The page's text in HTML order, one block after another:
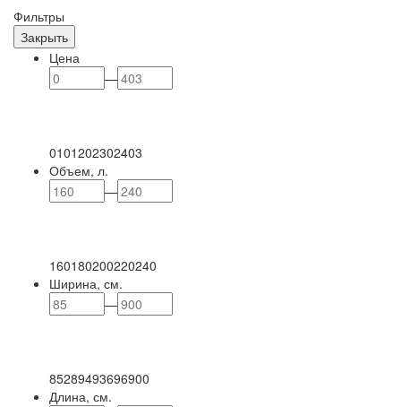
Фильтры
Закрыть
Цена
—
0101202302403
Объем, л.
—
160180200220240
Ширина, см.
—
85289493696900
Длина, см.